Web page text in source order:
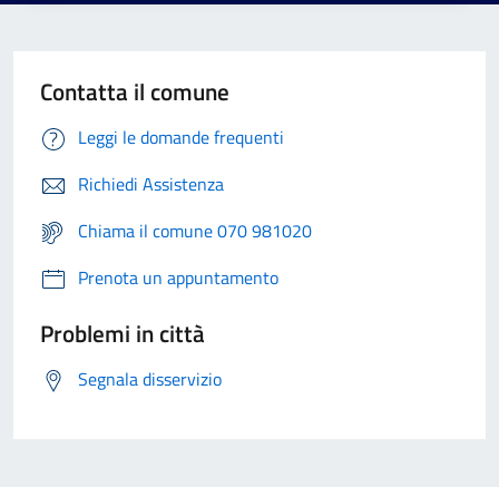
Contatta il comune
Leggi le domande frequenti
Richiedi Assistenza
Chiama il comune 070 981020
Prenota un appuntamento
Problemi in città
Segnala disservizio